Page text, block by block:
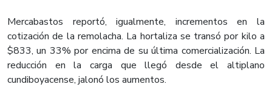
Mercabastos reportó, igualmente, incrementos en la
cotización de la remolacha. La hortaliza se transó por kilo a
$833, un 33% por encima de su última comercialización. La
reducción en la carga que llegó desde el altiplano
cundiboyacense, jalonó los aumentos.